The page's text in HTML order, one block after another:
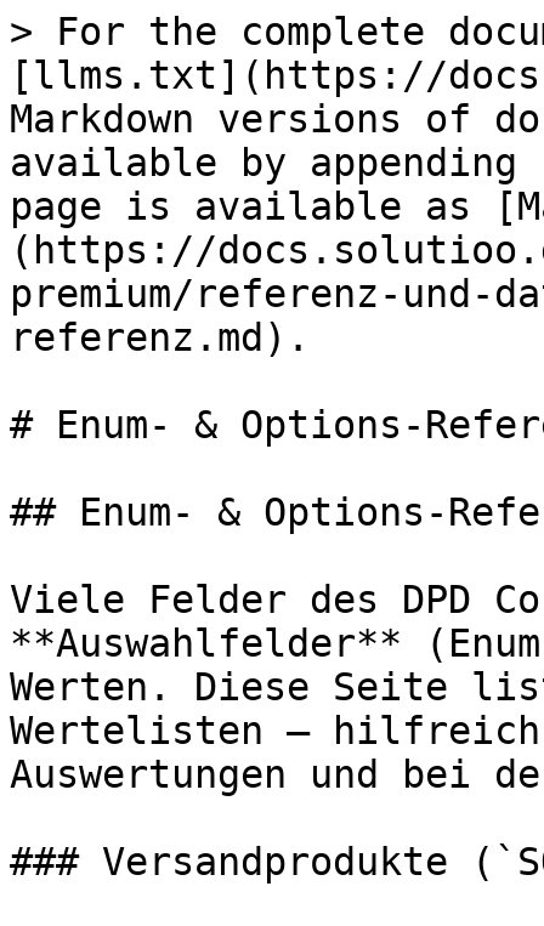
> For the complete
[llms.txt](https://
Markdown versions of
available by
page is available as
(https://
premium/referenz-und-
referenz.md).
# Enum- & Options-
## Enum- & Options-
Viele Felder des DPD
**Auswahlfelder**
Werten. Diese Seite
Wertelisten –
Auswertungen und bei
### Versandprodukte